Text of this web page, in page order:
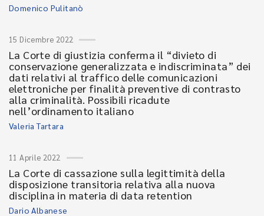
Domenico Pulitanò
15 Dicembre 2022
La Corte di giustizia conferma il “divieto di
conservazione generalizzata e indiscriminata” dei
dati relativi al traffico delle comunicazioni
elettroniche per finalità preventive di contrasto
alla criminalità. Possibili ricadute
nell’ordinamento italiano
Valeria Tartara
11 Aprile 2022
La Corte di cassazione sulla legittimità della
disposizione transitoria relativa alla nuova
disciplina in materia di data retention
Dario Albanese